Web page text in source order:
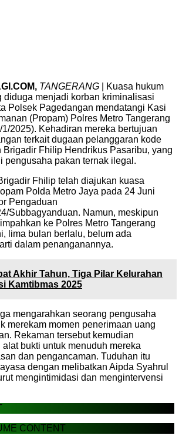
TANGERANG | Kuasa hukum
diduga menjadi korban kriminalisasi
Polsek Pagedangan mendatangi Kasi
(Propam) Polres Metro Tangerang
2025). Kehadiran mereka bertujuan
terkait dugaan pelanggaran kode
Brigadir Fhilip Hendrikus Pasaribu, yang
pengusaha pakan ternak ilegal.
Fhilip telah diajukan kuasa
Polda Metro Jaya pada 24 Juni
Pengaduan
Subbagyanduan. Namun, meskipun
ke Polres Metro Tangerang
lima bulan berlalu, belum ada
dalam penanganannya.
Akhir Tahun, Tiga Pilar Kelurahan
Kamtibmas 2025
mengarahkan seorang pengusaha
merekam momen penerimaan uang
Rekaman tersebut kemudian
bukti untuk menuduh mereka
dan pengancaman. Tuduhan itu
dengan melibatkan Aipda Syahrul
mengintimidasi dan mengintervensi
CONTENT